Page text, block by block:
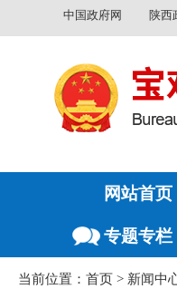
中国政府网 陕西
网站首页
专题专栏
当前位置： 首页 > 新闻中